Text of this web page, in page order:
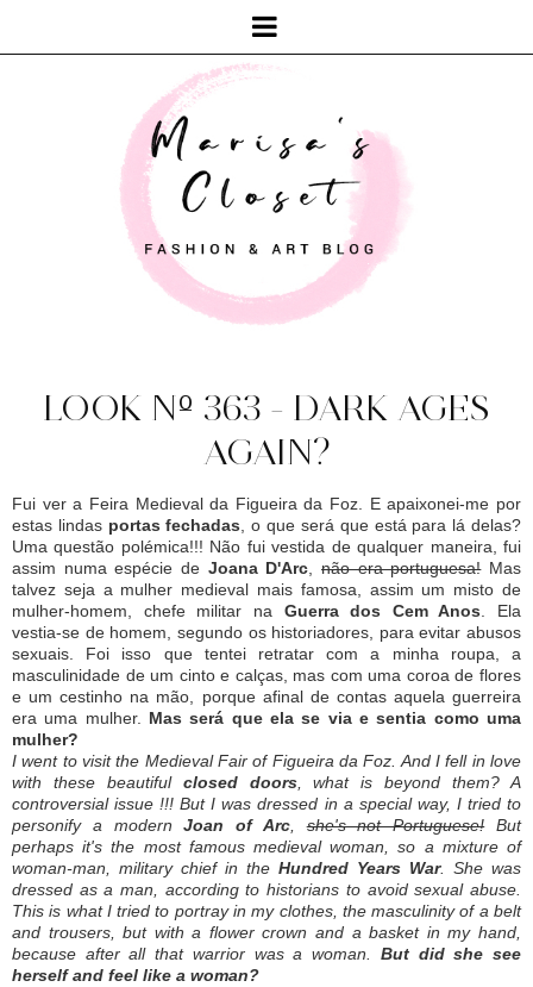
LOOK Nº 363 - DARK AGES
AGAIN?
Fui ver a Feira Medieval da Figueira da Foz. E apaixonei-me por
estas lindas portas fechadas, o que será que está para lá delas?
Uma questão polémica!!! Não fui vestida de qualquer maneira, fui
assim numa espécie de Joana D'Arc,não era portuguesa!Mas
talvez seja a mulher medieval mais famosa, assim um misto de
mulher-homem, chefe militar na Guerra dos Cem Anos. Ela
vestia-se de homem, segundo os historiadores, para evitar abusos
sexuais. Foi isso que tentei retratar com a minha roupa, a
masculinidade de um cinto e calças, mas com uma coroa de flores
e um cestinho na mão, porque afinal de contas aquela guerreira
era uma mulher. Mas será que ela se via e sentia como uma
mulher?
I went to visit the Medieval Fair of Figueira da Foz.And I fell in love
with these beautiful closed doors, what is beyond them? A
controversial issue !!! But I was dressed in a special way, I tried to
personify a modern Joan of Arc,she's not Portuguese!
But
perhaps it's the most famous medieval woman, so a mixture of
woman-man, military chief in the Hundred Years War. She was
dressed as a man, according to historians to avoid sexual abuse.
This is what I tried to portray in my clothes, the masculinity of a belt
and trousers, but with a flower crown and a basket in my hand,
because after all that warrior was a woman.
But did she see
herself and feel like a woman?